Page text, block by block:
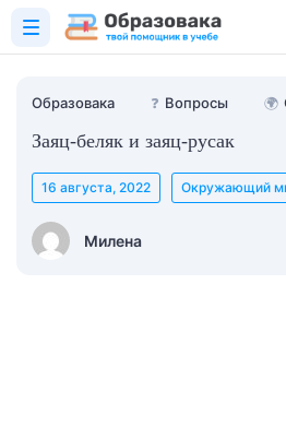
Образовака ❓ Вопросы 🌍
Заяц-беляк и заяц-русак
Милена
16 августа, 2022 Окружающий